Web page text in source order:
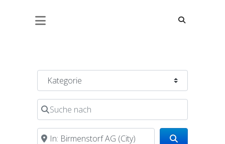
BAUSTOFF BIRMENSTORF AG
Kategorie
Suche nach
in der Nähe von Search